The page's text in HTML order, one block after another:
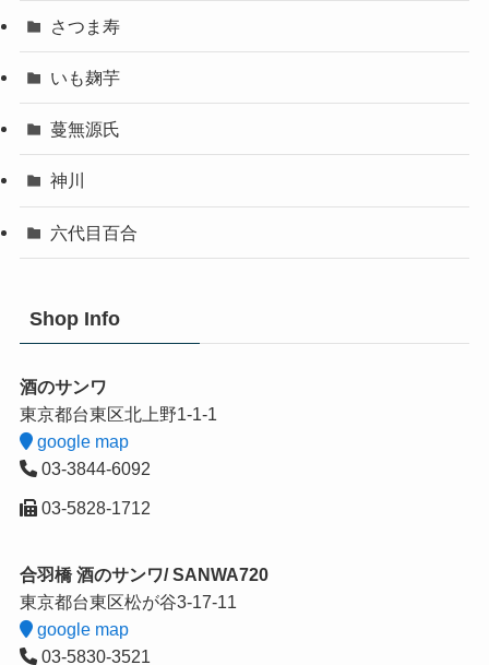
さつま寿
いも麹芋
蔓無源氏
神川
六代目百合
Shop Info
酒のサンワ
東京都台東区北上野1-1-1
google map
03-3844-6092
03-5828-1712
合羽橋 酒のサンワ/ SANWA720
東京都台東区松が谷3-17-11
google map
03-5830-3521